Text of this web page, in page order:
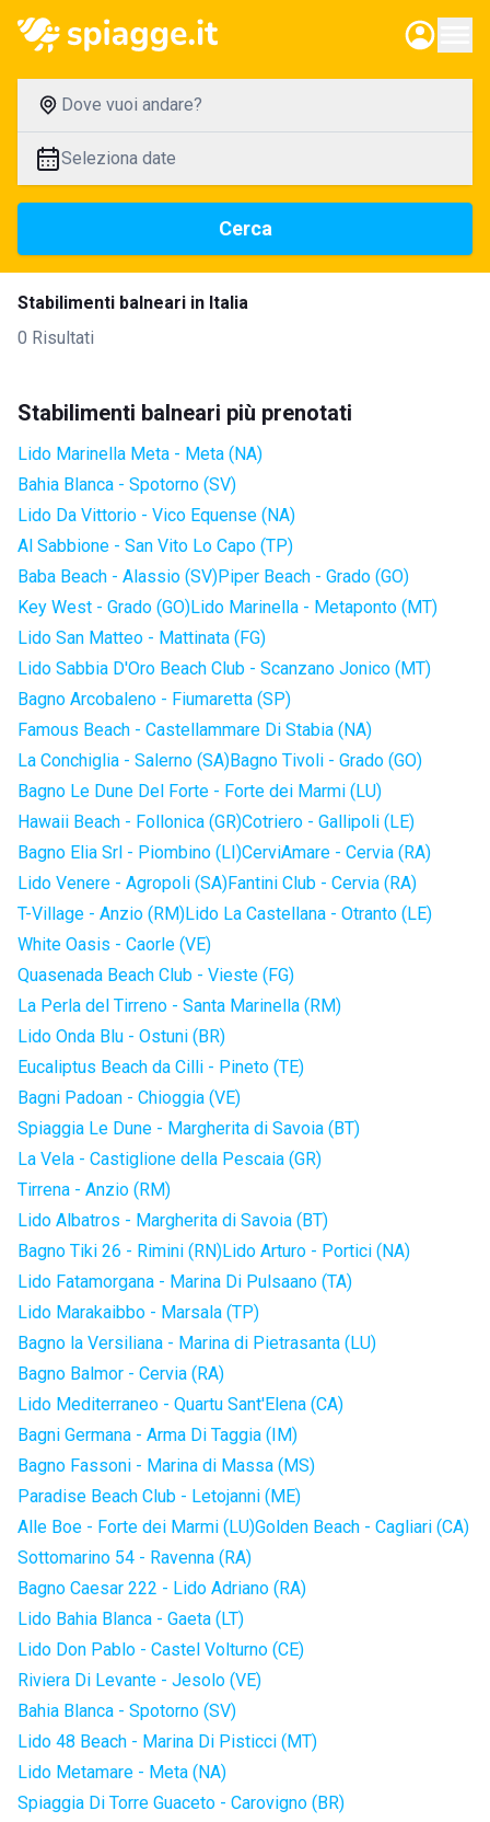
Dove vuoi andare?
Seleziona date
Cerca
Stabilimenti balneari in Italia
0 Risultati
Stabilimenti balneari più prenotati
Lido Marinella Meta - Meta (NA)
Bahia Blanca - Spotorno (SV)
Lido Da Vittorio - Vico Equense (NA)
Al Sabbione - San Vito Lo Capo (TP)
Baba Beach - Alassio (SV)Piper Beach - Grado (GO)
Key West - Grado (GO)Lido Marinella - Metaponto (MT)
Lido San Matteo - Mattinata (FG)
Lido Sabbia D'Oro Beach Club - Scanzano Jonico (MT)
Bagno Arcobaleno - Fiumaretta (SP)
Famous Beach - Castellammare Di Stabia (NA)
La Conchiglia - Salerno (SA)Bagno Tivoli - Grado (GO)
Bagno Le Dune Del Forte - Forte dei Marmi (LU)
Hawaii Beach - Follonica (GR)Cotriero - Gallipoli (LE)
Bagno Elia Srl - Piombino (LI)CerviAmare - Cervia (RA)
Lido Venere - Agropoli (SA)Fantini Club - Cervia (RA)
T-Village - Anzio (RM)Lido La Castellana - Otranto (LE)
White Oasis - Caorle (VE)
Quasenada Beach Club - Vieste (FG)
La Perla del Tirreno - Santa Marinella (RM)
Lido Onda Blu - Ostuni (BR)
Eucaliptus Beach da Cilli - Pineto (TE)
Bagni Padoan - Chioggia (VE)
Spiaggia Le Dune - Margherita di Savoia (BT)
La Vela - Castiglione della Pescaia (GR)
Tirrena - Anzio (RM)
Lido Albatros - Margherita di Savoia (BT)
Bagno Tiki 26 - Rimini (RN)Lido Arturo - Portici (NA)
Lido Fatamorgana - Marina Di Pulsaano (TA)
Lido Marakaibbo - Marsala (TP)
Bagno la Versiliana - Marina di Pietrasanta (LU)
Bagno Balmor - Cervia (RA)
Lido Mediterraneo - Quartu Sant'Elena (CA)
Bagni Germana - Arma Di Taggia (IM)
Bagno Fassoni - Marina di Massa (MS)
Paradise Beach Club - Letojanni (ME)
Alle Boe - Forte dei Marmi (LU)Golden Beach - Cagliari (CA)
Sottomarino 54 - Ravenna (RA)
Bagno Caesar 222 - Lido Adriano (RA)
Lido Bahia Blanca - Gaeta (LT)
Lido Don Pablo - Castel Volturno (CE)
Riviera Di Levante - Jesolo (VE)
Bahia Blanca - Spotorno (SV)
Lido 48 Beach - Marina Di Pisticci (MT)
Lido Metamare - Meta (NA)
Spiaggia Di Torre Guaceto - Carovigno (BR)